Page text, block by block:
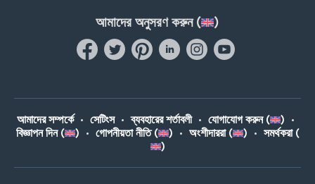
আমাদের অনুসরণ করুন ( )
আমাদের সম্পর্কে • সেটিংস • ব্যবহারের শর্তাবলী • যোগাযোগ করুন ( ) •
বিজ্ঞাপন দিন (
) • গোপনীয়তা নীতি ( ) • অংশীদাররা ( ) • সমর্থকরা (
)